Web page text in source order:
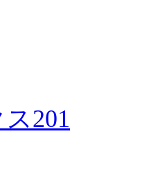
201